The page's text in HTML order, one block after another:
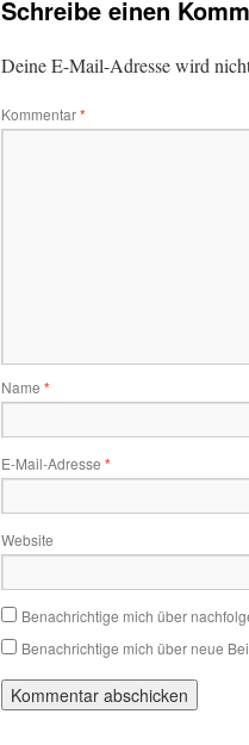
Schreibe einen
Deine E-Mail-Adresse wird
Kommentar*
Name *
E-Mail-Adresse *
Website
Benachrichtige mich über
Benachrichtige mich über neue